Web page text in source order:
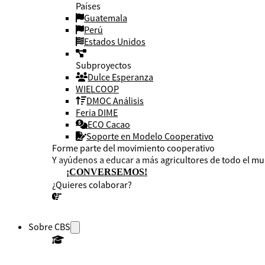
Países
Guatemala
Perú
Estados Unidos
Subproyectos
Dulce Esperanza
WIELCOOP
DMOC Análisis
Feria DIME
ECO Cacao
Soporte en Modelo Cooperativo
Forme parte del movimiento cooperativo
Y ayúdenos a educar a más agricultores de todo el
¡CONVERSEMOS!
¿Quieres colaborar?
Sobre CBS